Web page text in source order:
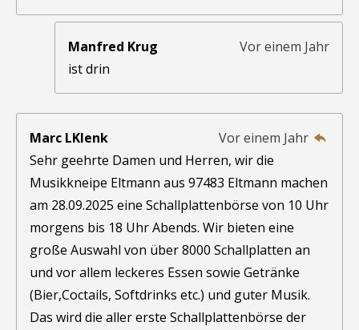
Manfred Krug
Vor einem Jahr
ist drin
Marc LKlenk
Vor einem Jahr
Sehr geehrte Damen und Herren, wir die
Musikkneipe Eltmann aus 97483 Eltmann machen
am 28.09.2025 eine Schallplattenbörse von 10 Uhr
morgens bis 18 Uhr Abends. Wir bieten eine
große Auswahl von über 8000 Schallplatten an
und vor allem leckeres Essen sowie Getränke
(Bier,Coctails, Softdrinks etc.) und guter Musik.
Das wird die aller erste Schallplattenbörse der